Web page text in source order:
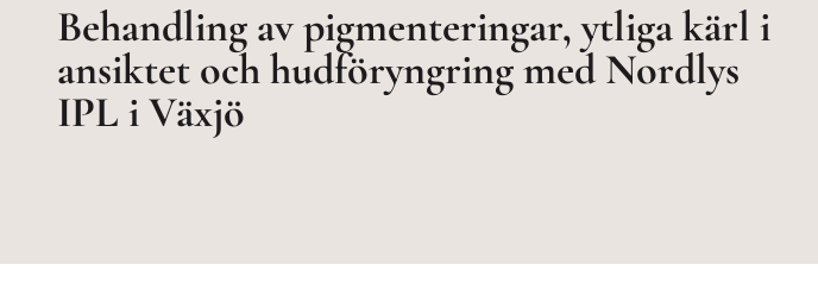
Behandling av pigmenteringar, ytliga kärl i
ansiktet och hudföryngring med Nordlys
IPL i Växjö